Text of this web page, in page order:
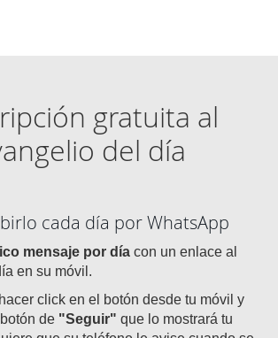
gratuita al
del día
cada día por WhatsApp
mensaje por día con un enlace al
en su móvil.
click en el botón desde tu móvil y
de "Seguir" que lo mostrará tu